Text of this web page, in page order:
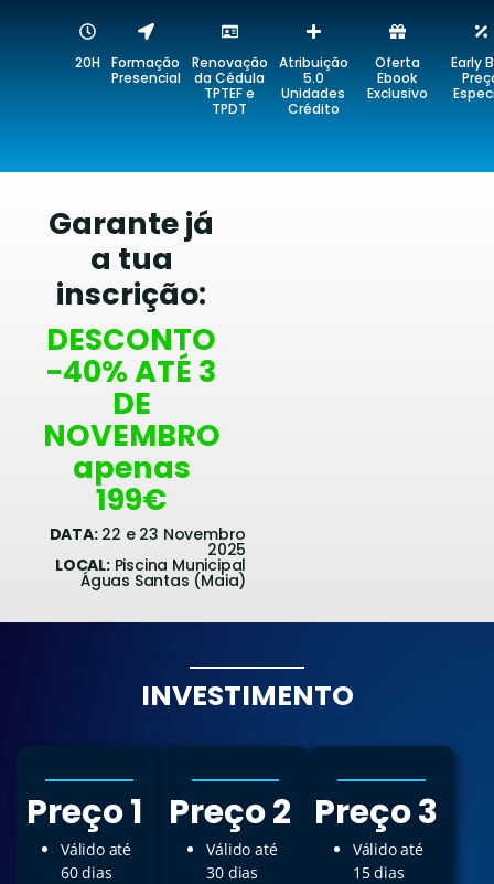
20H Formação
Presencial
Renovação
da Cédula
TPTEF e
TPDT
Atribuição
5.0
Unidades
Crédito
Oferta
Ebook
Exclusivo
Early
Garante já
a tua
inscrição:
DESCONTO
-40% ATÉ 3
DE
NOVEMBRO
apenas
199€
DATA:22 e 23 Novembro
2025
LOCAL:Piscina Municipal
Águas Santas (Maia)
INVESTIMENTO
Preço 1
Válido até
60 dias
Preço 2
Válido até
30 dias
Preço 3
Válido até
15 dias